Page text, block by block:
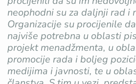
neophodni su za daljnji rad i
Organizacije su procijenile
najviše potrebna u oblasti
projekt menadžmenta, u
promocije rada i boljeg
medijima i javnosti, te u